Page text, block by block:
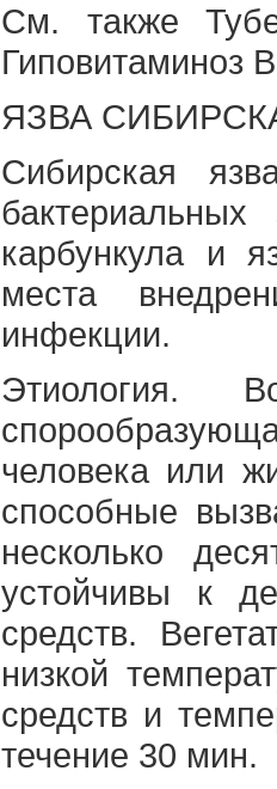
См. также
Гиповитаминоз В
ЯЗВА
Сибирская
карбункула и
места
инфекции.
Этиология.
человека или
способные
несколько
устойчивы к
средств.
низкой
средств и
течение 30 мин.